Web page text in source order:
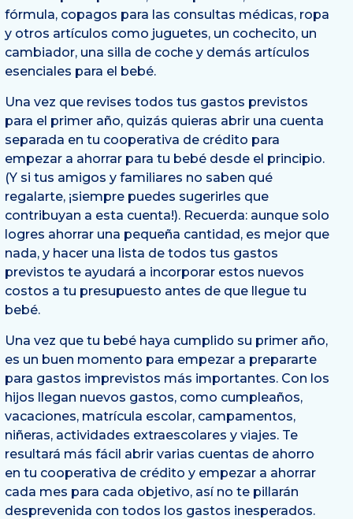
fórmula, copagos para las consultas médicas, ropa
y otros artículos como juguetes, un cochecito, un
cambiador, una silla de coche y demás artículos
esenciales para el bebé.
Una vez que revises todos tus gastos previstos
para el primer año, quizás quieras abrir una cuenta
separada en tu cooperativa de crédito para
empezar a ahorrar para tu bebé desde el principio.
(Y si tus amigos y familiares no saben qué
regalarte, ¡siempre puedes sugerirles que
contribuyan a esta cuenta!). Recuerda: aunque solo
logres ahorrar una pequeña cantidad, es mejor que
nada, y hacer una lista de todos tus gastos
previstos te ayudará a incorporar estos nuevos
costos a tu presupuesto antes de que llegue tu
bebé.
Una vez que tu bebé haya cumplido su primer año,
es un buen momento para empezar a prepararte
para gastos imprevistos más importantes. Con los
hijos llegan nuevos gastos, como cumpleaños,
vacaciones, matrícula escolar, campamentos,
niñeras, actividades extraescolares y viajes. Te
resultará más fácil abrir varias cuentas de ahorro
en tu cooperativa de crédito y empezar a ahorrar
cada mes para cada objetivo, así no te pillarán
desprevenida con todos los gastos inesperados.